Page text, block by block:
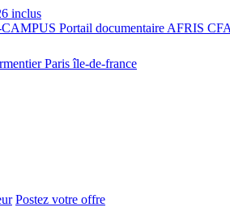
inclus
Portail documentaire AFRIS
Paris île-de-france
Postez votre offre